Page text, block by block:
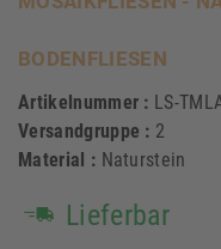
BODENFLIESEN
Artikelnummer : LS-
Versandgruppe : 2
Material : Naturstein
Lieferbar